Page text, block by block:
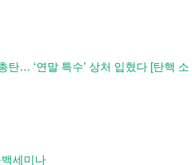
탄… ‘연말 특수’ 상처 입혔다 [탄핵 소
세미나